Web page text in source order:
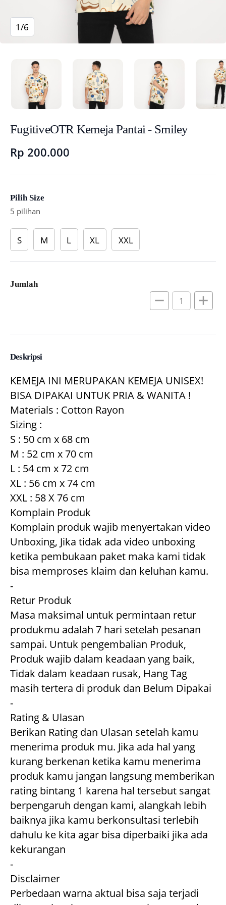
1/6
FugitiveOTR Kemeja Pantai - Smiley
Rp 200.000
Pilih Size
5 pilihan
S M L XL XXL
Jumlah
remove add
Deskripsi
KEMEJA INI MERUPAKAN KEMEJA UNISEX!
BISA DIPAKAI UNTUK PRIA & WANITA !
Materials : Cotton Rayon
Sizing :
S : 50 cm x 68 cm
M : 52 cm x 70 cm
L : 54 cm x 72 cm
XL : 56 cm x 74 cm
XXL : 58 X 76 cm
Komplain Produk
Komplain produk wajib menyertakan video
Unboxing, Jika tidak ada video unboxing
ketika pembukaan paket maka kami tidak
bisa memproses klaim dan keluhan kamu.
-
Retur Produk
Masa maksimal untuk permintaan retur
produkmu adalah 7 hari setelah pesanan
sampai. Untuk pengembalian Produk,
Produk wajib dalam keadaan yang baik,
Tidak dalam keadaan rusak, Hang Tag
masih tertera di produk dan Belum Dipakai
-
Rating & Ulasan
Berikan Rating dan Ulasan setelah kamu
menerima produk mu. Jika ada hal yang
kurang berkenan ketika kamu menerima
produk kamu jangan langsung memberikan
rating bintang 1 karena hal tersebut sangat
berpengaruh dengan kami, alangkah lebih
baiknya jika kamu berkonsultasi terlebih
dahulu ke kita agar bisa diperbaiki jika ada
kekurangan
-
Disclaimer
Perbedaan warna aktual bisa saja terjadi